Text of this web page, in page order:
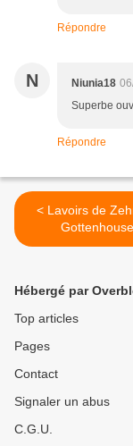
Répondre
N Niunia18
Superbe
Répondre
< Lavoirs de Zehnacker,
Hébergé par
Top articles
Pages
Contact
Signaler un abus
C.G.U.